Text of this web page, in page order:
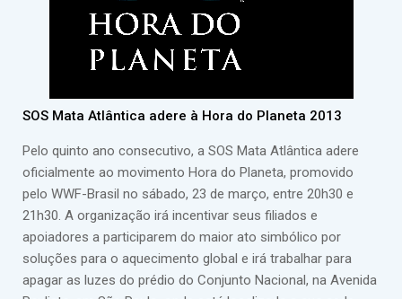
SOS Mata Atlântica adere à Hora do Planeta 2013
Pelo quinto ano consecutivo, a SOS Mata Atlântica adere
oficialmente ao movimento Hora do Planeta, promovido
pelo WWF-Brasil no sábado, 23 de março, entre 20h30 e
21h30. A organização irá incentivar seus filiados e
apoiadores a participarem do maior ato simbólico por
soluções para o aquecimento global e irá trabalhar para
apagar as luzes do prédio do Conjunto Nacional, na Avenida